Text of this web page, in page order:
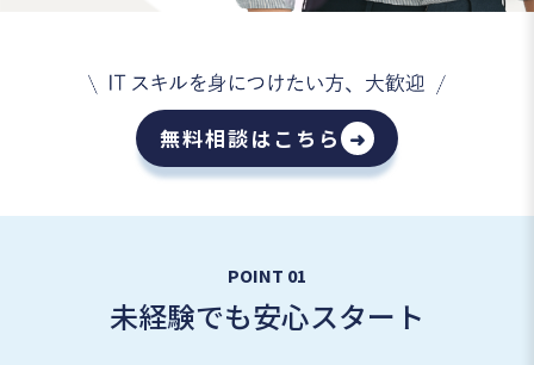
無料相談はこちら ➜
POINT 01
未経験でも安心スタート